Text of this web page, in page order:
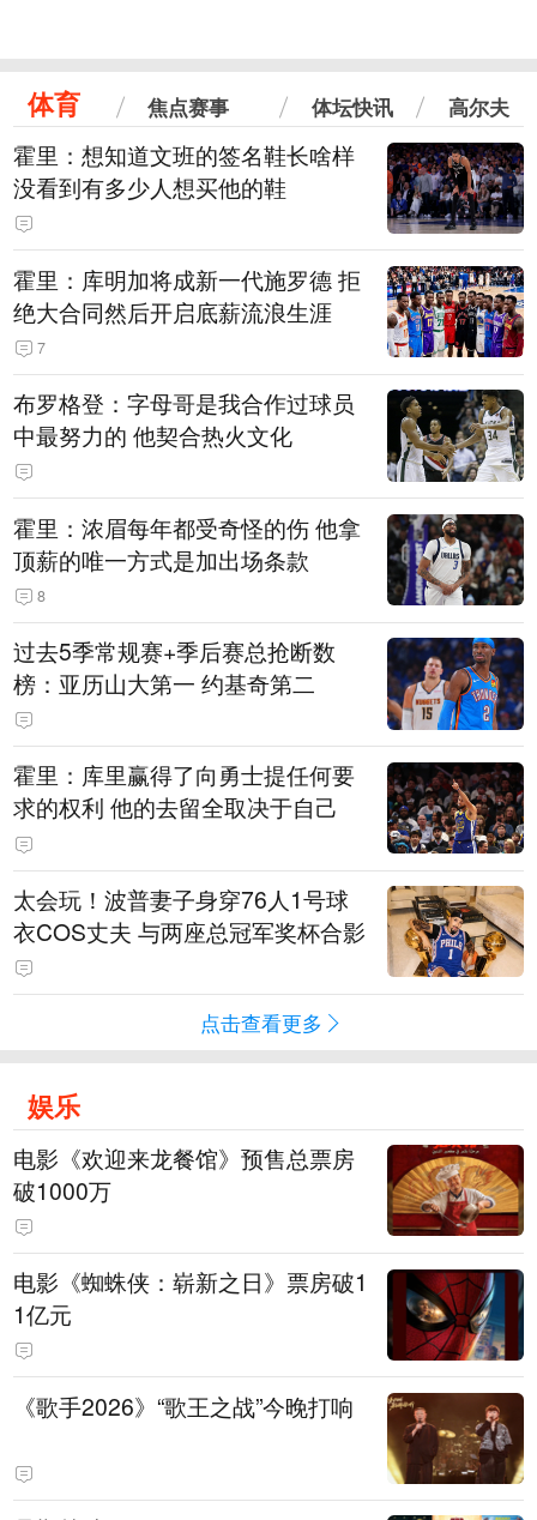
体育 焦点赛事 体坛快讯 高尔夫
霍里：想知道文班的签名鞋长啥样
没看到有多少人想买他的鞋
霍里：库明加将成新一代施罗德 拒
绝大合同然后开启底薪流浪生涯
7
布罗格登：字母哥是我合作过球员
中最努力的 他契合热火文化
霍里：浓眉每年都受奇怪的伤 他拿
顶薪的唯一方式是加出场条款
8
过去5季常规赛+季后赛总抢断数
榜：亚历山大第一 约基奇第二
霍里：库里赢得了向勇士提任何要
求的权利 他的去留全取决于自己
太会玩！波普妻子身穿76人1号球
衣COS丈夫 与两座总冠军奖杯合影
点击查看更多
娱乐
电影《欢迎来龙餐馆》预售总票房
破1000万
电影《蜘蛛侠：崭新之日》票房破1
1亿元
《歌手2026》“歌王之战”今晚打响